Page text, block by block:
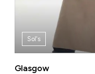
Sol's
Glasgow